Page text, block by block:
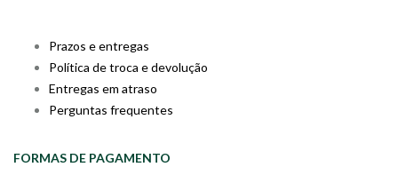
Prazos e entregas
Política de troca e devolução
Entregas em atraso
Perguntas frequentes
FORMAS DE PAGAMENTO